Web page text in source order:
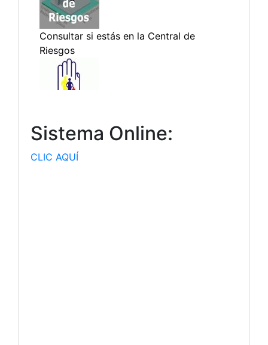
Sistema Online:
CLIC AQUÍ